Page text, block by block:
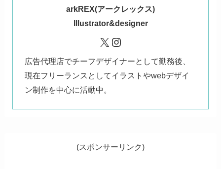
arkREX(アークレックス)
Illustrator&designer
X Instagram
広告代理店でチーフデザイナーとして勤務後、
現在フリーランスとしてイラストやwebデザイ
ン制作を中心に活動中。
(スポンサーリンク)